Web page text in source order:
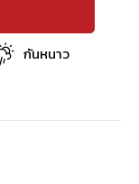
กันหนาว